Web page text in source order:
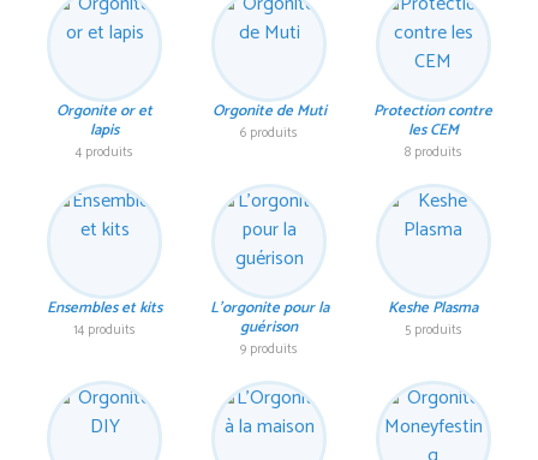
Orgonite or et
lapis
4 produits
Orgonite de Muti
6 produits
Protection contre
les CEM
8 produits
Ensembles et kits
14 produits
L'orgonite pour la
guérison
9 produits
Keshe Plasma
5 produits